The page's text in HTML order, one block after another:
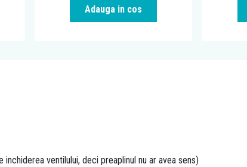
Adauga in cos
ventilului, deci preaplinul nu ar avea sens)